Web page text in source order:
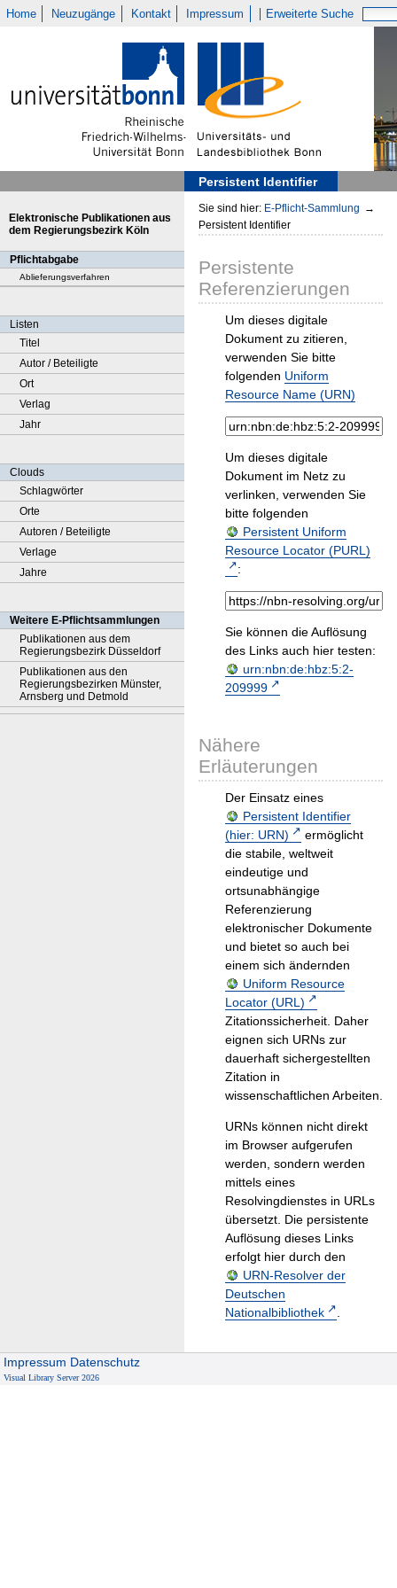
Home Neuzugänge Kontakt Impressum Erweiterte Suche
Persistent Identifier
Elektronische Publikationen aus
dem Regierungsbezirk Köln
Pflichtabgabe
Ablieferungsverfahren
Listen
Titel
Autor / Beteiligte
Ort
Verlag
Jahr
Clouds
Schlagwörter
Orte
Autoren / Beteiligte
Verlage
Jahre
Weitere E-Pflichtsammlungen
Publikationen aus dem
Regierungsbezirk Düsseldorf
Publikationen aus den
Regierungsbezirken Münster,
Arnsberg und Detmold
Sie sind hier: E-Pflicht-Sammlung →
Persistent Identifier
Persistente
Referenzierungen
Um dieses digitale
Dokument zu zitieren,
verwenden Sie bitte
folgenden Uniform
Resource Name (URN)
Um dieses digitale
Dokument im Netz zu
verlinken, verwenden Sie
bitte folgenden
Persistent Uniform
Resource Locator (PURL)
:
Sie können die Auflösung
des Links auch hier testen:
urn:nbn:de:hbz:5:2-
209999
Nähere
Erläuterungen
Der Einsatz eines
Persistent Identifier
(hier: URN)
ermöglicht
die stabile, weltweit
eindeutige und
ortsunabhängige
Referenzierung
elektronischer Dokumente
und bietet so auch bei
einem sich ändernden
Uniform Resource
Locator (URL)
Zitationssicherheit. Daher
eignen sich URNs zur
dauerhaft sichergestellten
Zitation in
wissenschaftlichen Arbeiten.
URNs können nicht direkt
im Browser aufgerufen
werden, sondern werden
mittels eines
Resolvingdienstes in URLs
übersetzt. Die persistente
Auflösung dieses Links
erfolgt hier durch den
URN-Resolver der
Deutschen
Nationalbibliothek
.
Impressum Datenschutz
Visual Library Server 2026